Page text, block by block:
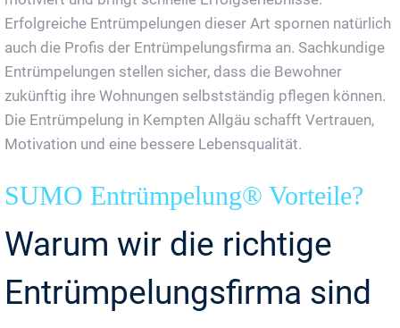
Erfolgreiche Entrümpelungen dieser Art spornen natürlich
auch die Profis der Entrümpelungsfirma an. Sachkundige
Entrümpelungen stellen sicher, dass die Bewohner
zukünftig ihre Wohnungen selbstständig pflegen können.
Die Entrümpelung in Kempten Allgäu schafft Vertrauen,
Motivation und eine bessere Lebensqualität.
SUMO Entrümpelung® Vorteile?
Warum wir die richtige
Entrümpelungsfirma sind